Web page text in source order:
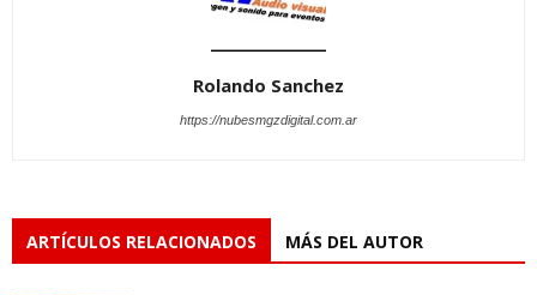
Rolando Sanchez
https://nubesmgzdigital.com.ar
ARTÍCULOS RELACIONADOS MÁS DEL AUTOR